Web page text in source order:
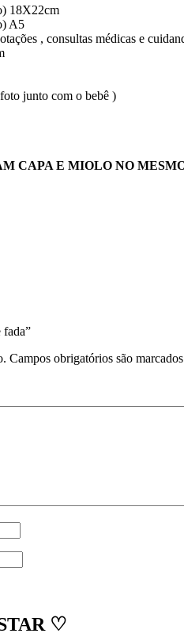
18X22cm
A5
, consultas médicas e
junto com o bebê )
CAPA E MIOLO NO
fada”
Campos obrigatórios são
♡